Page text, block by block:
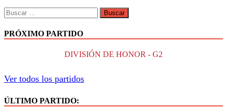
PRÓXIMO PARTIDO
DIVISIÓN DE HONOR - G2
Ver todos los partidos
ÚLTIMO PARTIDO: